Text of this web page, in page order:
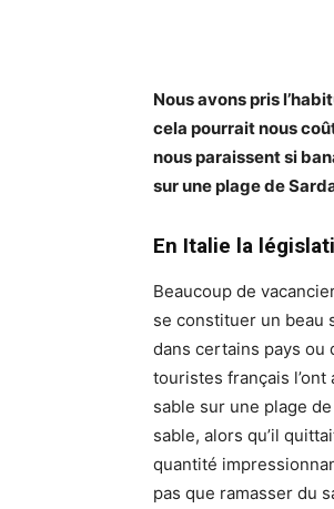
Nous avons pris
cela pourrait nous
nous paraissent si
sur une plage de
En Italie la
Beaucoup de
se constituer un beau
dans certains pays ou
touristes français
sable sur une plage
sable, alors qu’il
quantité
pas que ramasser du